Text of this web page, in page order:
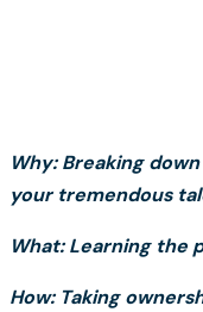
Why: Breaking
your tremendous
What: Learning the
How: Taking